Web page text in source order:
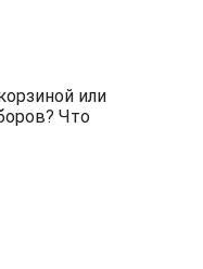
или
Что